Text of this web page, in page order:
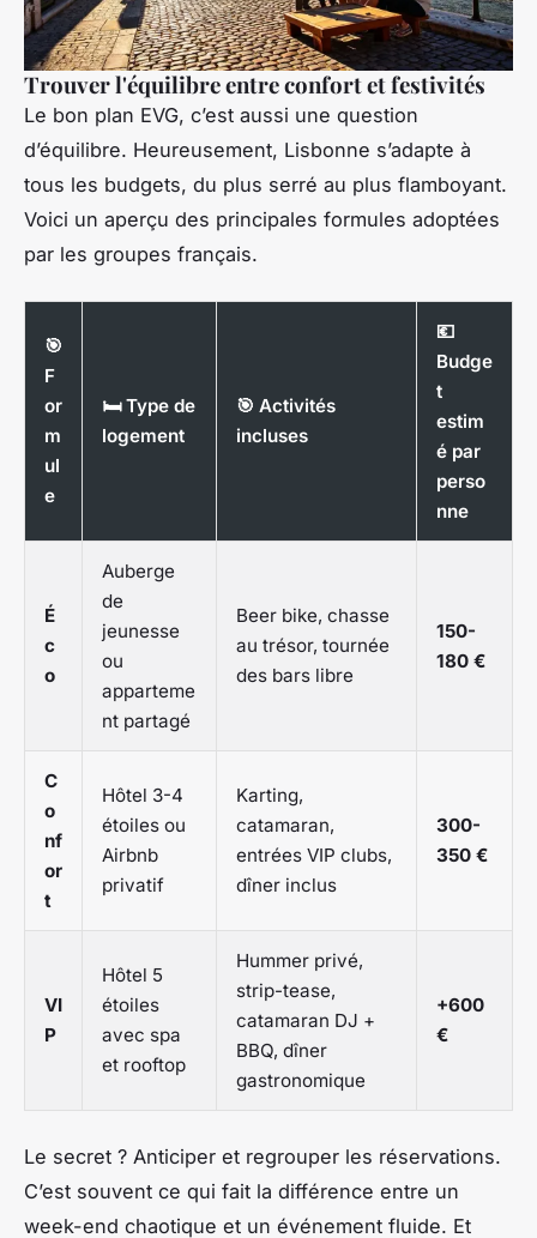
Trouver l'équilibre entre confort et festivités
Le bon plan EVG, c’est aussi une question
d’équilibre. Heureusement, Lisbonne s’adapte à
tous les budgets, du plus serré au plus flamboyant.
Voici un aperçu des principales formules adoptées
par les groupes français.
🎯
F
or
m
ul
e
🛏️ Type de
logement
🎯 Activités
incluses
💶
Budge
t
estim
é par
perso
nne
É
c
o
Auberge
de
jeunesse
ou
apparteme
nt partagé
Beer bike, chasse
au trésor, tournée
des bars libre
150-
180 €
C
o
nf
or
t
Hôtel 3-4
étoiles ou
Airbnb
privatif
Karting,
catamaran,
entrées VIP clubs,
dîner inclus
300-
350 €
VI
P
Hôtel 5
étoiles
avec spa
et rooftop
Hummer privé,
strip-tease,
catamaran DJ +
BBQ, dîner
gastronomique
+600
€
Le secret ? Anticiper et regrouper les réservations.
C’est souvent ce qui fait la différence entre un
week-end chaotique et un événement fluide. Et